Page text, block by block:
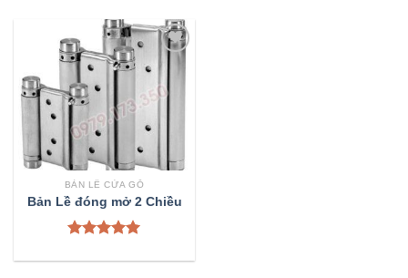
Add to
BẢN LỀ CỬA GỖ
Bản Lề đóng mở 2 Chiều
hạng5.00